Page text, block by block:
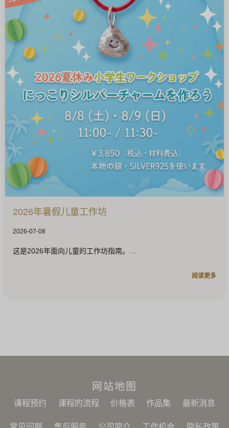
2026年暑假儿童工作坊
2026-07-08
这是2026年面向儿童的工作坊指南。
阅读更多
网站地图
课程预约 课程的流程 价格表 作品集 最新消息